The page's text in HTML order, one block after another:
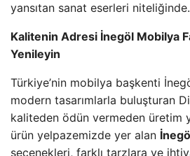
yansıtan sanat eserleri niteliğinde.
Kalitenin Adresi İnegöl Mobilya
Yenileyin
Türkiye’nin mobilya başkenti
modern tasarımlarla buluşturan
kaliteden ödün vermeden üretim
ürün yelpazemizde yer alan
seçenekleri, farklı tarzlara ve